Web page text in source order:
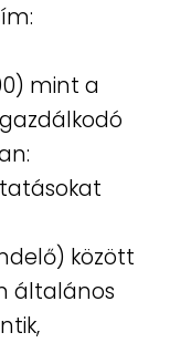
mint a
között
általános